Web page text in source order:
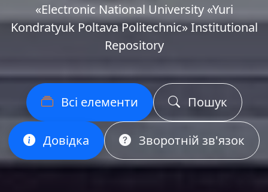
«Еlectronic National University «Yuri
Kondratyuk Poltava Politechnic» Institutional
Repository
Всі елементи Пошук
Довідка Зворотній зв'язок